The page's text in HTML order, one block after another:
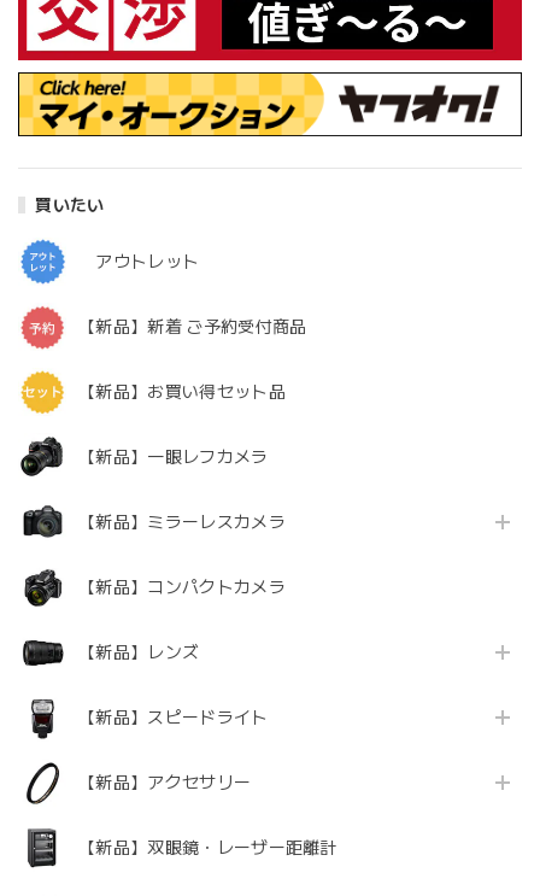
買いたい
アウトレット
【新品】新着 ご予約受付商品
【新品】お買い得セット品
【新品】一眼レフカメラ
【新品】ミラーレスカメラ
【新品】コンパクトカメラ
【新品】レンズ
【新品】スピードライト
【新品】アクセサリー
【新品】双眼鏡・レーザー距離計